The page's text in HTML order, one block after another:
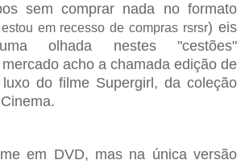
sem comprar nada no formato
em recesso de compras rsrsr) eis
olhada nestes "cestões"
acho a chamada edição de
do filme Supergirl, da coleção
em DVD, mas na única versão